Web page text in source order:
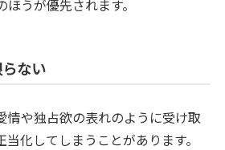
うが優先されます。
ない
情や独占欲の表れのように受け取
化してしまうことがあります。